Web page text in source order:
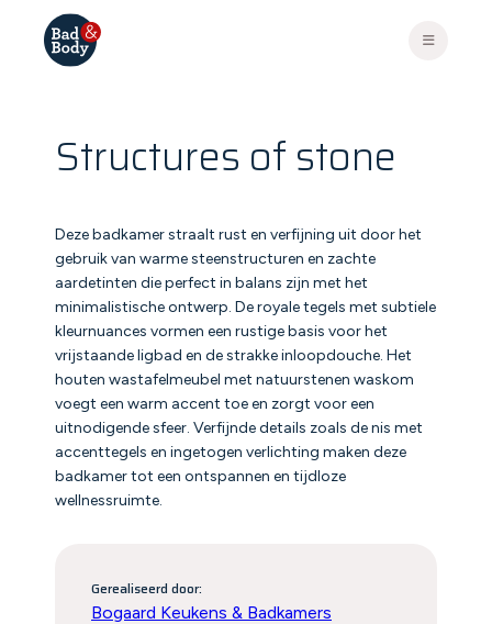
Structures of stone
Gerealiseerd door:
Bogaard Keukens & Badkamers
Deze badkamer straalt rust en verfijning uit door het
gebruik van warme steenstructuren en zachte
aardetinten die perfect in balans zijn met het
minimalistische ontwerp. De royale tegels met subtiele
kleurnuances vormen een rustige basis voor het
vrijstaande ligbad en de strakke inloopdouche. Het
houten wastafelmeubel met natuurstenen waskom
voegt een warm accent toe en zorgt voor een
uitnodigende sfeer. Verfijnde details zoals de nis met
accenttegels en ingetogen verlichting maken deze
badkamer tot een ontspannen en tijdloze
wellnessruimte.